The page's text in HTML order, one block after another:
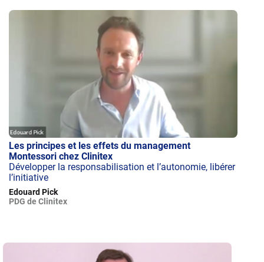
Les principes et les effets du management
Montessori chez Clinitex
Développer la responsabilisation et l’autonomie, libérer
l’initiative
Edouard Pick
PDG de Clinitex